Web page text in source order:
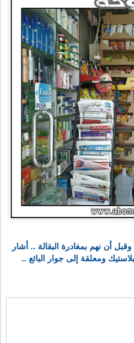
أن نهم بمغادرة البقالة .. أشار
ومعلقة إلى جوار البائع ..